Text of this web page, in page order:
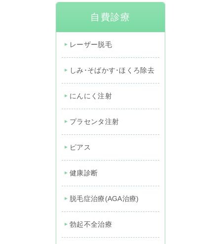
自費診療
レーザー脱毛
しみ･そばかす･ほくろ除去
にんにく注射
プラセンタ注射
ピアス
健康診断
脱毛症治療(AGA治療)
勃起不全治療